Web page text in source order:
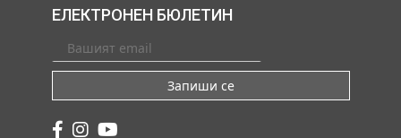
ЕЛЕКТРОНЕН БЮЛЕТИН
Запиши се